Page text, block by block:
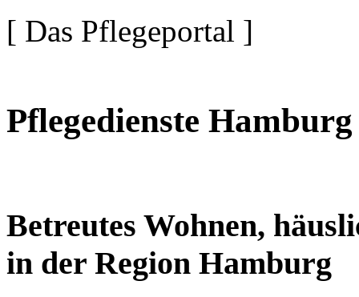
[ Das Pflegeportal ]
Pflegedienste Hamburg
Betreutes Wohnen,
in der Region Hamburg